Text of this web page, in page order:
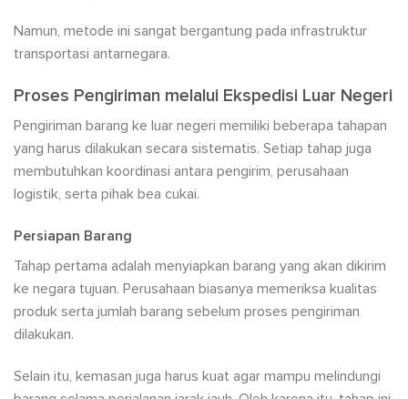
Namun, metode ini sangat bergantung pada infrastruktur
transportasi antarnegara.
Proses Pengiriman melalui Ekspedisi Luar Negeri
Pengiriman barang ke luar negeri memiliki beberapa tahapan
yang harus dilakukan secara sistematis. Setiap tahap juga
membutuhkan koordinasi antara pengirim, perusahaan
logistik, serta pihak bea cukai.
Persiapan Barang
Tahap pertama adalah menyiapkan barang yang akan dikirim
ke negara tujuan. Perusahaan biasanya memeriksa kualitas
produk serta jumlah barang sebelum proses pengiriman
dilakukan.
Selain itu, kemasan juga harus kuat agar mampu melindungi